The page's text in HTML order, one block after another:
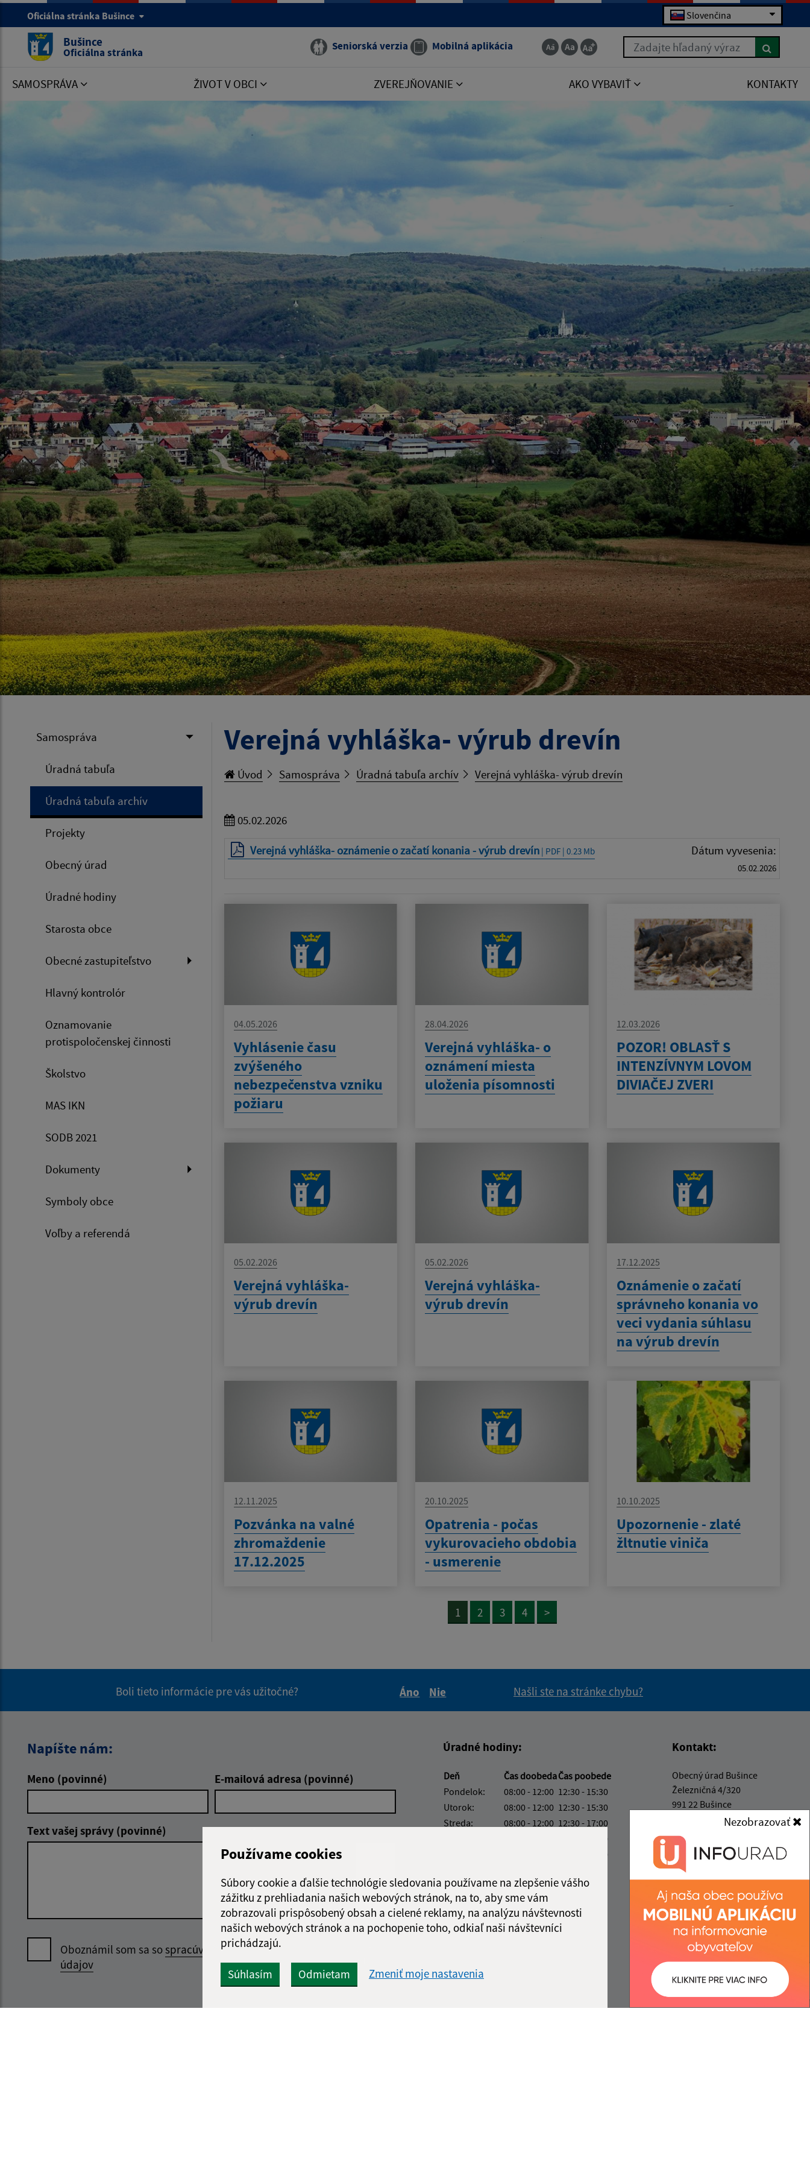
Používame cookies
Súbory cookie a ďalšie technológie sledovania používame na zlepšenie vášho
zážitku z prehliadania našich webových stránok, na to, aby sme vám
zobrazovali prispôsobený obsah a cielené reklamy, na analýzu návštevnosti
našich webových stránok a na pochopenie toho, odkiaľ naši návštevníci
prichádzajú.
Súhlasím Odmietam Zmeniť moje nastavenia
Nezobrazovať
Oficiálna stránka Bušince Slovenčina
Bušince
Oficiálna stránka Seniorská verzia Mobilná aplikácia Zadajte hľadaný výraz
SAMOSPRÁVA ŽIVOT V OBCI ZVEREJŇOVANIE AKO VYBAVIŤ KONTAKTY
Samospráva
Úradná tabuľa
Úradná tabuľa archív
Projekty
Obecný úrad
Úradné hodiny
Starosta obce
Obecné zastupiteľstvo
Hlavný kontrolór
Oznamovanie
protispoločenskej činnosti
Školstvo
MAS IKN
SODB 2021
Dokumenty
Symboly obce
Voľby a referendá
Verejná vyhláška- výrub drevín
Úvod Samospráva Úradná tabuľa archív Verejná vyhláška- výrub drevín
05.02.2026
Verejná vyhláška- oznámenie o začatí konania - výrub drevín| PDF | 0.23 Mb Dátum vyvesenia:
05.02.2026
04.05.2026
Vyhlásenie času
zvýšeného
nebezpečenstva vzniku
požiaru
28.04.2026
Verejná vyhláška- o
oznámení miesta
uloženia písomnosti
12.03.2026
POZOR! OBLASŤ S
INTENZÍVNYM LOVOM
DIVIAČEJ ZVERI
05.02.2026
Verejná vyhláška-
výrub drevín
05.02.2026
Verejná vyhláška-
výrub drevín
17.12.2025
Oznámenie o začatí
správneho konania vo
veci vydania súhlasu
na výrub drevín
12.11.2025
Pozvánka na valné
zhromaždenie
17.12.2025
20.10.2025
Opatrenia - počas
vykurovacieho obdobia
- usmerenie
10.10.2025
Upozornenie - zlaté
žltnutie viniča
1 2 3 4 >
Boli tieto informácie pre vás užitočné?
Áno
Nie
Našli ste na stránke chybu?
Napíšte nám:
Meno (povinné) E-mailová adresa (povinné)
Text vašej správy (povinné)
Oboznámil som sa sospracúvaním osobných
údajov
správu
Úradné hodiny:
Deň Čas doobedaČas poobede
Pondelok:
08:00 - 12:00 12:30 - 15:30
Utorok:
08:00 - 12:00 12:30 - 15:30
Streda:
08:00 - 12:00 12:30 - 17:00
12:30 - 15:30
12:30 - 14:00
Kontakt:
Obecný úrad Bušince
Železničná 4/320
991 22 Bušince
info@obecbusince.sk
+421 47 48 92 147
IČO: 00319236